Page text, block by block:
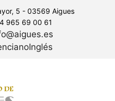
5 - 03569 Aigues
965 69 00 61
Inglés